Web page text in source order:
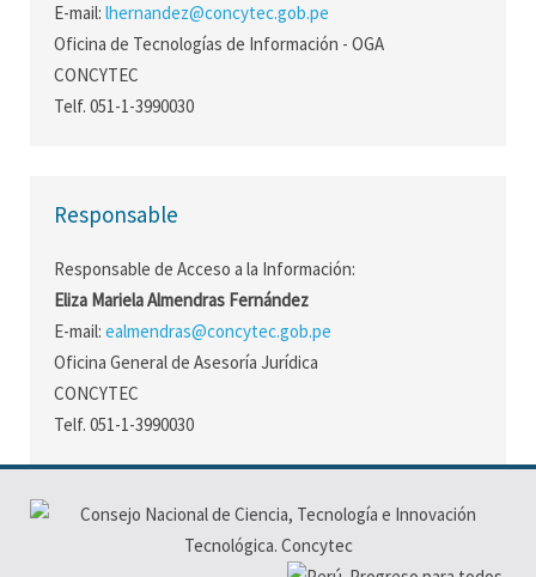
E-mail: lhernandez@concytec.gob.pe
Oficina de Tecnologías de Información - OGA
CONCYTEC
Telf. 051-1-3990030
Responsable
Responsable de Acceso a la Información:
Eliza Mariela Almendras Fernández
E-mail: ealmendras@concytec.gob.pe
Oficina General de Asesoría Jurídica
CONCYTEC
Telf. 051-1-3990030